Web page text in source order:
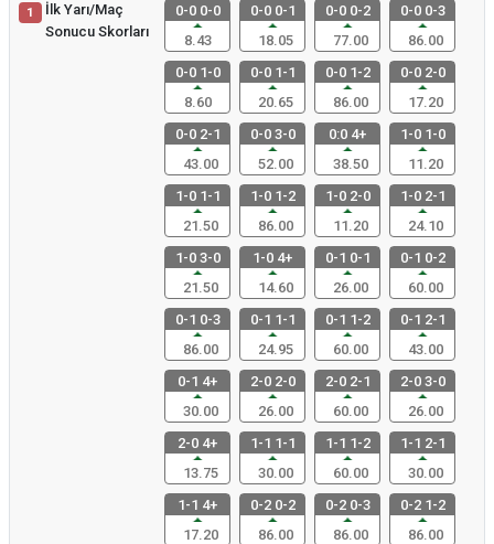
1
İlk Yarı/Maç
Sonucu Skorları
0-0 0-0
8.43
0-0 0-1
18.05
0-0 0-2
77.00
0-0 0-3
86.00
0-0 1-0
8.60
0-0 1-1
20.65
0-0 1-2
86.00
0-0 2-0
17.20
0-0 2-1
43.00
0-0 3-0
52.00
0:0 4+
38.50
1-0 1-0
11.20
1-0 1-1
21.50
1-0 1-2
86.00
1-0 2-0
11.20
1-0 2-1
24.10
1-0 3-0
21.50
1-0 4+
14.60
0-1 0-1
26.00
0-1 0-2
60.00
0-1 0-3
86.00
0-1 1-1
24.95
0-1 1-2
60.00
0-1 2-1
43.00
0-1 4+
30.00
2-0 2-0
26.00
2-0 2-1
60.00
2-0 3-0
26.00
2-0 4+
13.75
1-1 1-1
30.00
1-1 1-2
60.00
1-1 2-1
30.00
1-1 4+
17.20
0-2 0-2
86.00
0-2 0-3
86.00
0-2 1-2
86.00